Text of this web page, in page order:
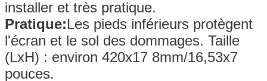
installer et très pratique.
Pratique:Les pieds inférieurs protègent
l'écran et le sol des dommages. Taille
(LxH) : environ 420x17 8mm/16,53x7
pouces.